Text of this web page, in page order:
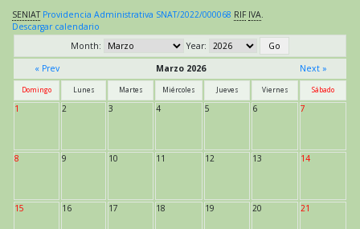
SENIAT Providencia Administrativa SNAT/2022/000068 RIF IVA.
Descargar calendario
Month:
Year:
« Prev
Marzo 2026 Next »
Domingo Lunes Martes Miércoles Jueves Viernes Sábado
1 2 3 4 5 6 7
8 9 10 11 12 13 14
15 16 17 18 19 20 21